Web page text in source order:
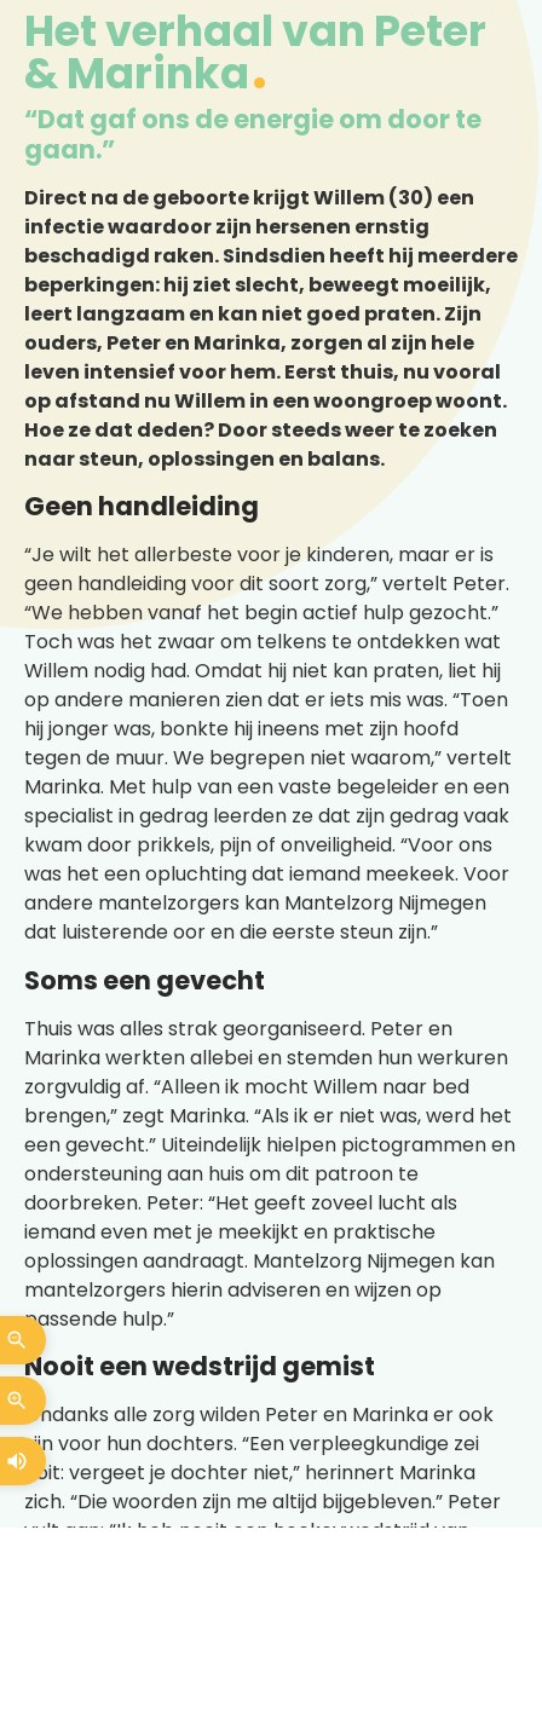
Het verhaal van Peter
& Marinka
“Dat gaf ons de energie om door te
gaan.”
Direct na de geboorte krijgt Willem (30) een
infectie waardoor zijn hersenen ernstig
beschadigd raken. Sindsdien heeft hij meerdere
beperkingen: hij ziet slecht, beweegt moeilijk,
leert langzaam en kan niet goed praten. Zijn
ouders, Peter en Marinka, zorgen al zijn hele
leven intensief voor hem. Eerst thuis, nu vooral
op afstand nu Willem in een woongroep woont.
Hoe ze dat deden? Door steeds weer te zoeken
naar steun, oplossingen en balans.
Geen handleiding
“Je wilt het allerbeste voor je kinderen, maar er is
geen handleiding voor dit soort zorg,” vertelt Peter.
“We hebben vanaf het begin actief hulp gezocht.”
Toch was het zwaar om telkens te ontdekken wat
Willem nodig had. Omdat hij niet kan praten, liet hij
op andere manieren zien dat er iets mis was. “Toen
hij jonger was, bonkte hij ineens met zijn hoofd
tegen de muur. We begrepen niet waarom,” vertelt
Marinka. Met hulp van een vaste begeleider en een
specialist in gedrag leerden ze dat zijn gedrag vaak
kwam door prikkels, pijn of onveiligheid. “Voor ons
was het een opluchting dat iemand meekeek. Voor
andere mantelzorgers kan Mantelzorg Nijmegen
dat luisterende oor en die eerste steun zijn.”
Soms een gevecht
Thuis was alles strak georganiseerd. Peter en
Marinka werkten allebei en stemden hun werkuren
zorgvuldig af. “Alleen ik mocht Willem naar bed
brengen,” zegt Marinka. “Als ik er niet was, werd het
een gevecht.” Uiteindelijk hielpen pictogrammen en
ondersteuning aan huis om dit patroon te
doorbreken. Peter: “Het geeft zoveel lucht als
iemand even met je meekijkt en praktische
oplossingen aandraagt. Mantelzorg Nijmegen kan
mantelzorgers hierin adviseren en wijzen op
passende hulp.”
Nooit een wedstrijd gemist
Ondanks alle zorg wilden Peter en Marinka er ook
zijn voor hun dochters. “Een verpleegkundige zei
ooit: vergeet je dochter niet,” herinnert Marinka
zich. “Die woorden zijn me altijd bijgebleven.” Peter
vult aan: “Ik heb nooit een hockeywedstrijd van